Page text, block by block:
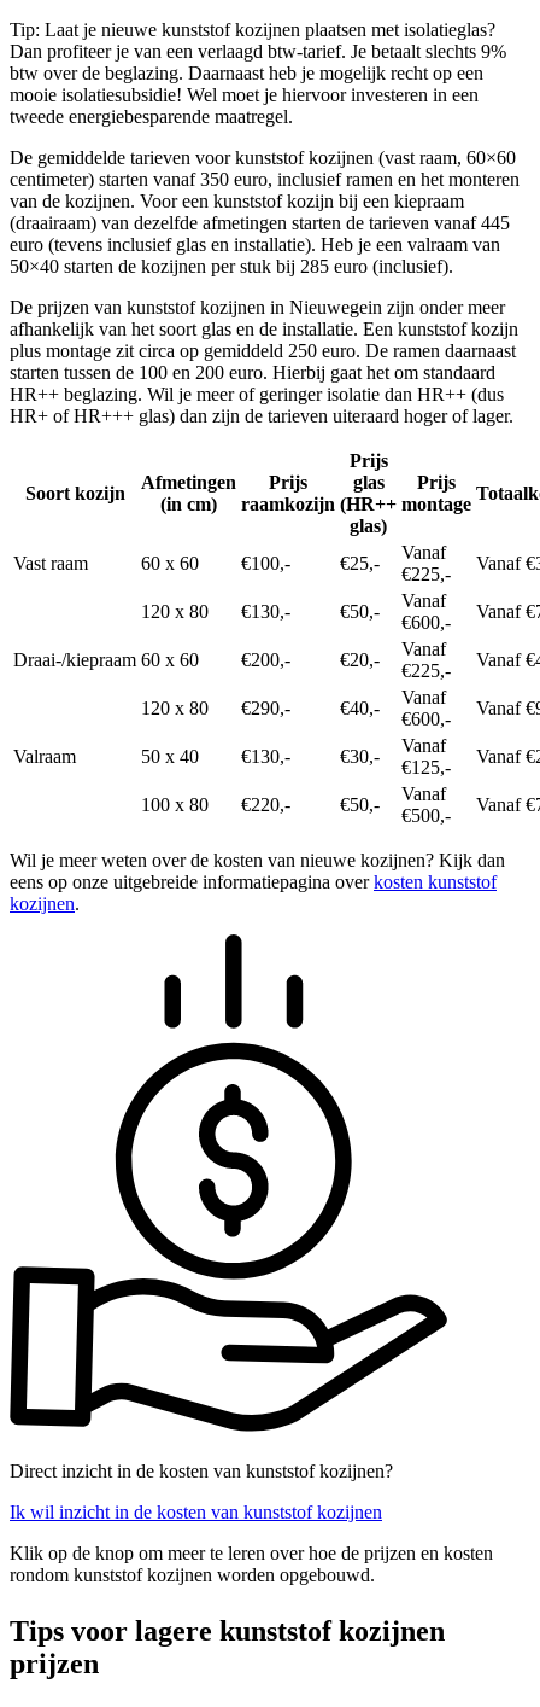
Tip: Laat je nieuwe kunststof kozijnen plaatsen met isolatieglas?
Dan profiteer je van een verlaagd btw-tarief. Je betaalt slechts 9%
btw over de beglazing. Daarnaast heb je mogelijk recht op een
mooie isolatiesubsidie! Wel moet je hiervoor investeren in een
tweede energiebesparende maatregel.
De gemiddelde tarieven voor kunststof kozijnen (vast raam, 60×60
centimeter) starten vanaf 350 euro, inclusief ramen en het monteren
van de kozijnen. Voor een kunststof kozijn bij een kiepraam
(draairaam) van dezelfde afmetingen starten de tarieven vanaf 445
euro (tevens inclusief glas en installatie). Heb je een valraam van
50×40 starten de kozijnen per stuk bij 285 euro (inclusief).
De prijzen van kunststof kozijnen in Nieuwegein zijn onder meer
afhankelijk van het soort glas en de installatie. Een kunststof kozijn
plus montage zit circa op gemiddeld 250 euro. De ramen daarnaast
starten tussen de 100 en 200 euro. Hierbij gaat het om standaard
HR++ beglazing. Wil je meer of geringer isolatie dan HR++ (dus
HR+ of HR+++ glas) dan zijn de tarieven uiteraard hoger of lager.
Soort kozijn
Afmetingen
(in cm)
Prijs
raamkozijn
Prijs
glas
(HR++
glas)
Prijs
montage
Vast raam 60 x 60 €100,- €25,-
Vanaf
€225,-
Vanaf
120 x 80 €130,- €50,-
Vanaf
€600,-
Vanaf
Draai-/kiepraam 60 x 60 €200,- €20,-
Vanaf
€225,-
Vanaf
120 x 80 €290,- €40,-
Vanaf
€600,-
Vanaf
Valraam 50 x 40 €130,- €30,-
Vanaf
€125,-
Vanaf
100 x 80 €220,- €50,-
Vanaf
€500,-
Vanaf
Wil je meer weten over de kosten van nieuwe kozijnen? Kijk dan
eens op onze uitgebreide informatiepagina overkosten kunststof
kozijnen.
Direct inzicht in de kosten van kunststof kozijnen?
Ik wil inzicht in de kosten van kunststof kozijnen
Klik op de knop om meer te leren over hoe de prijzen en kosten
rondom kunststof kozijnen worden opgebouwd.
Tips voor lagere kunststof kozijnen
prijzen